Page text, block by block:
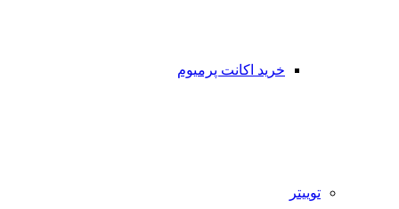
خرید اکانت پرمیوم
توییتر